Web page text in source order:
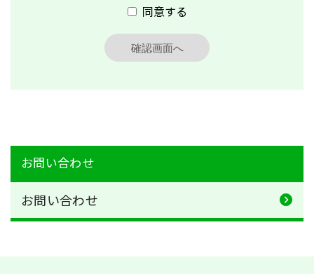
お問い合わせカテゴリナビゲーション
お問い合わせ
お問い合わせ
同意する